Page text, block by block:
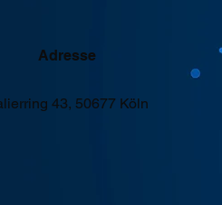
Adresse
43, 50677 Köln